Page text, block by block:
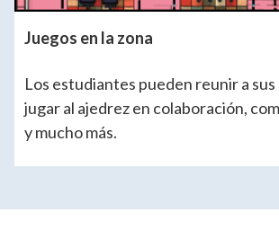
Juegos en la zona
Los estudiantes pueden reunir a sus
jugar al ajedrez en colaboración,
y mucho más.